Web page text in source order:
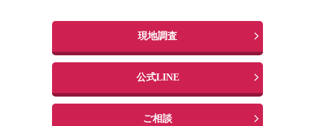
現地調査
公式LINE
ご相談